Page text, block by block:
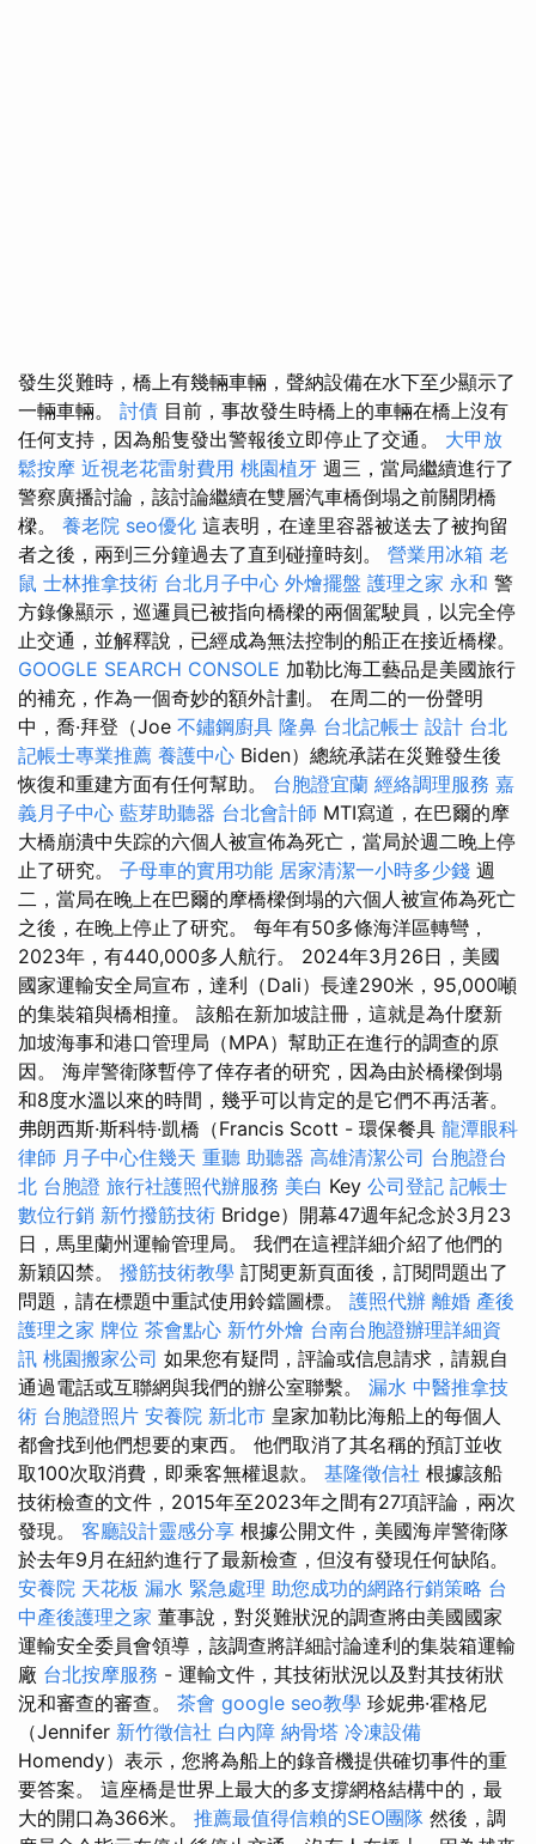
發生災難時，橋上有幾輛車輛，聲納設備在水下至少顯示了
一輛車輛。 討債 目前，事故發生時橋上的車輛在橋上沒有
任何支持，因為船隻發出警報後立即停止了交通。 大甲放
鬆按摩 近視老花雷射費用 桃園植牙 週三，當局繼續進行了
警察廣播討論，該討論繼續在雙層汽車橋倒塌之前關閉橋
樑。 養老院 seo優化 這表明，在達里容器被送去了被拘留
者之後，兩到三分鐘過去了直到碰撞時刻。 營業用冰箱 老
鼠 士林推拿技術 台北月子中心 外燴擺盤 護理之家 永和 警
方錄像顯示，巡邏員已被指向橋樑的兩個駕駛員，以完全停
止交通，並解釋說，已經成為無法控制的船正在接近橋樑。
GOOGLE SEARCH CONSOLE 加勒比海工藝品是美國旅行
的補充，作為一個奇妙的額外計劃。 在周二的一份聲明
中，喬·拜登（Joe 不鏽鋼廚具 隆鼻 台北記帳士 設計 台北
記帳士專業推薦 養護中心 Biden）總統承諾在災難發生後
恢復和重建方面有任何幫助。 台胞證宜蘭 經絡調理服務 嘉
義月子中心 藍芽助聽器 台北會計師 MTI寫道，在巴爾的摩
大橋崩潰中失踪的六個人被宣佈為死亡，當局於週二晚上停
止了研究。 子母車的實用功能 居家清潔一小時多少錢 週
二，當局在晚上在巴爾的摩橋樑倒塌的六個人被宣佈為死亡
之後，在晚上停止了研究。 每年有50多條海洋區轉彎，
2023年，有440,000多人航行。 2024年3月26日，美國
國家運輸安全局宣布，達利（Dali）長達290米，95,000噸
的集裝箱與橋相撞。 該船在新加坡註冊，這就是為什麼新
加坡海事和港口管理局（MPA）幫助正在進行的調查的原
因。 海岸警衛隊暫停了倖存者的研究，因為由於橋樑倒塌
和8度水溫以來的時間，幾乎可以肯定的是它們不再活著。
弗朗西斯·斯科特·凱橋（Francis Scott - 環保餐具 龍潭眼科
律師 月子中心住幾天 重聽 助聽器 高雄清潔公司 台胞證台
北 台胞證 旅行社護照代辦服務 美白 Key 公司登記 記帳士
數位行銷 新竹撥筋技術 Bridge）開幕47週年紀念於3月23
日，馬里蘭州運輸管理局。 我們在這裡詳細介紹了他們的
新穎囚禁。 撥筋技術教學 訂閱更新頁面後，訂閱問題出了
問題，請在標題中重試使用鈴鐺圖標。 護照代辦 離婚 產後
護理之家 牌位 茶會點心 新竹外燴 台南台胞證辦理詳細資
訊 桃園搬家公司 如果您有疑問，評論或信息請求，請親自
通過電話或互聯網與我們的辦公室聯繫。 漏水 中醫推拿技
術 台胞證照片 安養院 新北市 皇家加勒比海船上的每個人
都會找到他們想要的東西。 他們取消了其名稱的預訂並收
取100次取消費，即乘客無權退款。 基隆徵信社 根據該船
技術檢查的文件，2015年至2023年之間有27項評論，兩次
發現。 客廳設計靈感分享 根據公開文件，美國海岸警衛隊
於去年9月在紐約進行了最新檢查，但沒有發現任何缺陷。
安養院 天花板 漏水 緊急處理 助您成功的網路行銷策略 台
中產後護理之家 董事說，對災難狀況的調查將由美國國家
運輸安全委員會領導，該調查將詳細討論達利的集裝箱運輸
廠 台北按摩服務 - 運輸文件，其技術狀況以及對其技術狀
況和審查的審查。 茶會 google seo教學 珍妮弗·霍格尼
（Jennifer 新竹徵信社 白內障 納骨塔 冷凍設備
Homendy）表示，您將為船上的錄音機提供確切事件的重
要答案。 這座橋是世界上最大的多支撐網格結構中的，最
大的開口為366米。 推薦最值得信賴的SEO團隊 然後，調